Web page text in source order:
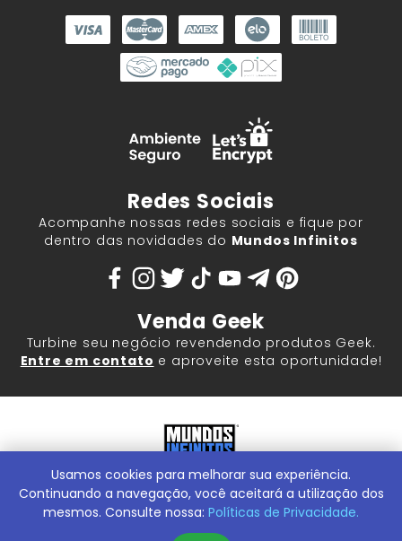
Redes Sociais
Acompanhe nossas redes sociais e fique por
dentro das novidades do Mundos Infinitos
Venda Geek
Turbine seu negócio revendendo produtos Geek.
Entre em contato e aproveite esta oportunidade!
Mundos Infinitos - Publicações e Geek Store |ContentStuff
Publicações e Assinaturas Ltda. CNPJ - 05.859.917/0001-60.
Conheça nossa Loja Física:Rua Machado Bitencourt, 291 -
Usamos cookies para melhorar sua experiência.
Continuando a navegação, você aceitará a utilização dos
mesmos. Consulte nossa: Políticas de Privacidade.